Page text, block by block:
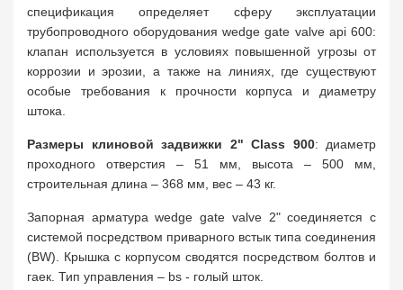
спецификация определяет сферу эксплуатации
трубопроводного оборудования wedge gate valve api 600:
клапан используется в условиях повышенной угрозы от
коррозии и эрозии, а также на линиях, где существуют
особые требования к прочности корпуса и диаметру
штока.
Размеры клиновой задвижки 2" Class 900: диаметр
проходного отверстия – 51 мм, высота – 500 мм,
строительная длина – 368 мм, вес – 43 кг.
Запорная арматура wedge gate valve 2" соединяется с
системой посредством приварного встык типа соединения
(BW). Крышка с корпусом сводятся посредством болтов и
гаек. Тип управления – bs - голый шток.